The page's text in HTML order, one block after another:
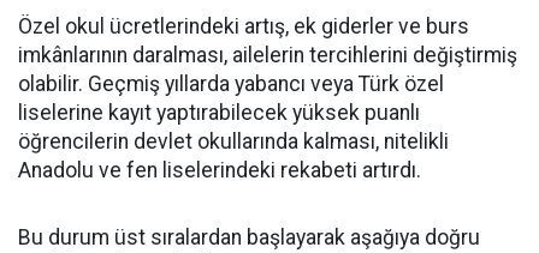
Özel okul ücretlerindeki artış, ek giderler ve burs
imkânlarının daralması, ailelerin tercihlerini değiştirmiş
olabilir. Geçmiş yıllarda yabancı veya Türk özel
liselerine kayıt yaptırabilecek yüksek puanlı
öğrencilerin devlet okullarında kalması, nitelikli
Anadolu ve fen liselerindeki rekabeti artırdı.
Bu durum üst sıralardan başlayarak aşağıya doğru